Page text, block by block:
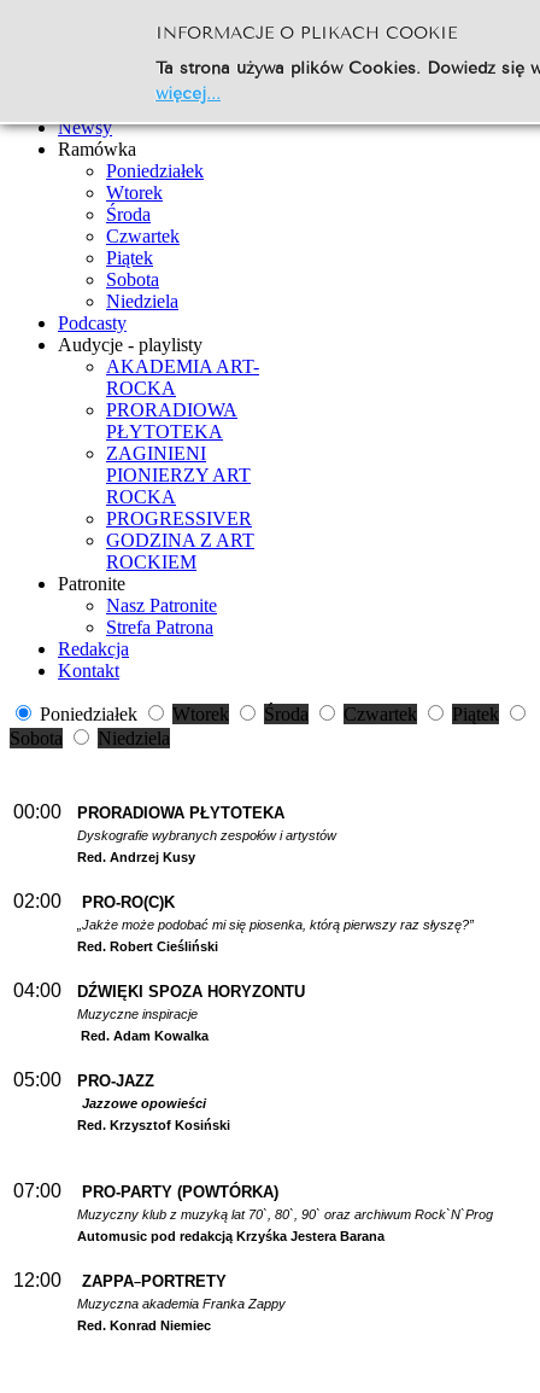
Go
Strona Główna
Newsy
Ramówka
Poniedziałek
Wtorek
Środa
Czwartek
Piątek
Sobota
Niedziela
Podcasty
Audycje - playlisty
AKADEMIA ART-
ROCKA
PRORADIOWA
PŁYTOTEKA
ZAGINIENI
PIONIERZY ART
ROCKA
PROGRESSIVER
GODZINA Z ART
ROCKIEM
Patronite
Nasz Patronite
Strefa Patrona
Redakcja
Kontakt
Poniedziałek Wtorek Środa Czwartek
Piątek
Sobota
Niedziela
00:00 PRORADIOWA PŁYTOTEKA
Dyskografie wybranych zespołów i artystów
Red. Andrzej Kusy
02:00 PRO-RO(C)K
„Jakże może podobać mi się piosenka, którą pierwszy raz słyszę?”
Red. Robert Cieśliński
04:00 DŹWIĘKI SPOZA HORYZONTU
Muzyczne inspiracje
Red. Adam Kowalka
05:00 PRO-JAZZ
Jazzowe opowieści
Red. Krzysztof Kosiński
07:00 PRO-PARTY (POWTÓRKA)
Muzyczny klub z muzyką lat 70`, 80`, 90` oraz archiwum Rock`N`Prog
Automusic pod redakcją Krzyśka Jestera Barana
12:00 ZAPPA–PORTRETY
Muzyczna akademia Franka Zappy
Red. Konrad Niemiec
INFORMACJE O PLIKACH COOKIE
Ta strona używa plików Cookies. Dowiedz
więcej...